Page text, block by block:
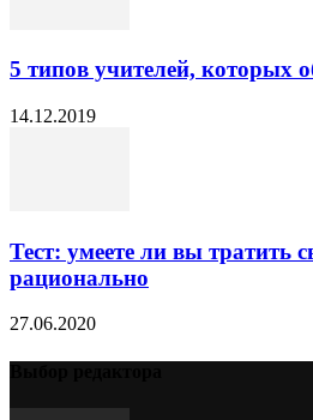
5 типов учителей, которых
14.12.2019
Тест: умеете ли вы тратить
рационально
27.06.2020